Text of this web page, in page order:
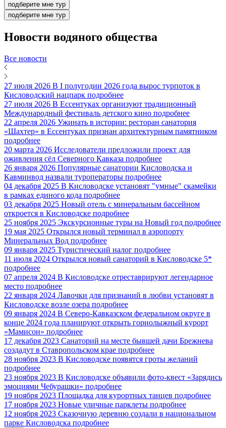
подберите мне тур
подберите мне тур
Новости водяного общества
Все новости
27 июля 2026 В I полугодии 2026 года вырос турпоток в
Кисловодский нацпарк подробнее
27 июля 2026 В Ессентуках организуют традиционный
Международный фестиваль детского кино подробнее
22 апреля 2026 Ужинать в истории: ресторан санатория
«Шахтер» в Ессентуках признан архитектурным памятником
подробнее
20 марта 2026 Исследователи предложили проект для
оживления сёл Северного Кавказа подробнее
26 января 2026 Популярные санатории Кисловодска и
Кавминвод назвали туроператоры подробнее
04 декабря 2025 В Кисловодске установят "умные" скамейки
в рамках единого кода подробнее
03 декабря 2025 Новый отель с минеральным бассейном
откроется в Кисловодске подробнее
25 ноября 2025 Экскурсионные туры на Новый год подробнее
19 мая 2025 Открылся новый терминал в аэропорту
Минеральных Вод подробнее
09 января 2025 Туристический налог подробнее
11 июля 2024 Открылся новый санаторий в Кисловодске 5*
подробнее
07 апреля 2024 В Кисловодске отреставрируют легендарное
место подробнее
22 января 2024 Лавочки для признаний в любви установят в
Кисловодске возле озера подробнее
09 января 2024 В Северо-Кавказском федеральном округе в
конце 2024 года планируют открыть горнолыжный курорт
«Мамисон» подробнее
17 декабря 2023 Санаторий на месте бывшей дачи Брежнева
создадут в Ставропольском крае подробнее
28 ноября 2023 В Кисловодске появятся гроты желаний
подробнее
23 ноября 2023 В Кисловодске объявили фото-квест «Зарядись
эмоциями Чебурашки» подробнее
19 ноября 2023 Площадка для курортных танцев подробнее
17 ноября 2023 Новые уличные парклеты подробнее
12 ноября 2023 Сказочную деревню создали в национальном
парке Кисловодска подробнее